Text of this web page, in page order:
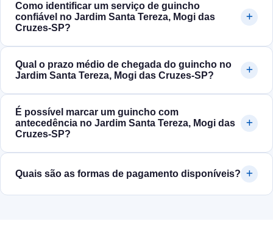
Como identificar um serviço de guincho
confiável no Jardim Santa Tereza, Mogi das
Cruzes‑SP?
Qual o prazo médio de chegada do guincho no
Jardim Santa Tereza, Mogi das Cruzes‑SP?
É possível marcar um guincho com
antecedência no Jardim Santa Tereza, Mogi das
Cruzes‑SP?
Quais são as formas de pagamento disponíveis?